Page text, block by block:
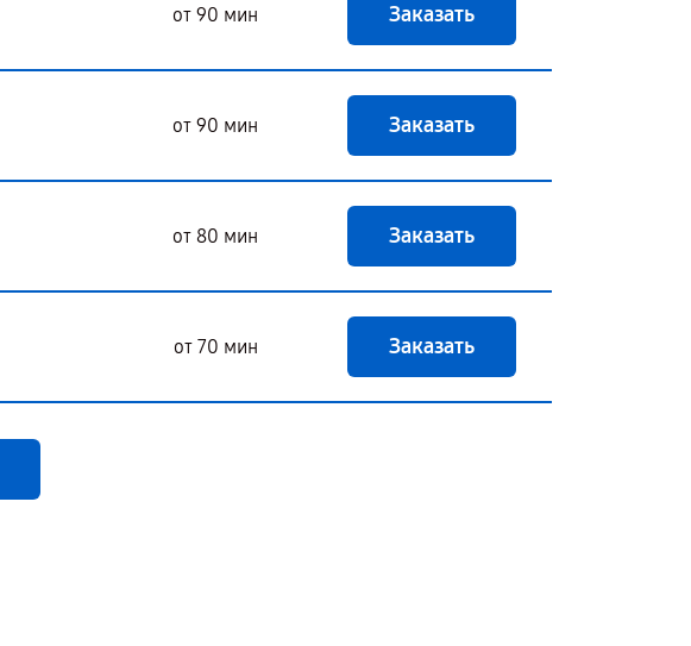
от 90 мин Заказать
от 90 мин Заказать
от 80 мин Заказать
от 70 мин Заказать